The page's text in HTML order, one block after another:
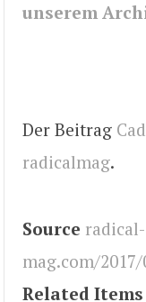
unserem
Der Beitrag
radicalmag.
Source radical-
mag.com/
Related